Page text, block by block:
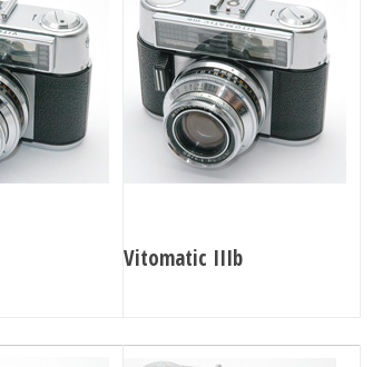
Vitomatic IIIb